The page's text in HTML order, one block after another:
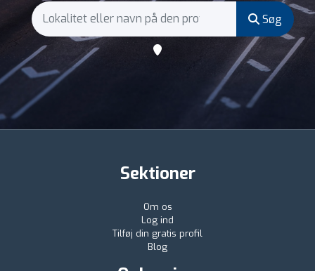
Søg
Sektioner
Om os
Log ind
Tilføj din gratis profil
Blog